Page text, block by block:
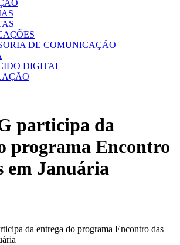
DE COMUNICAÇÃO
DIGITAL
participa da
programa Encontro
em Januária
da entrega do programa Encontro das